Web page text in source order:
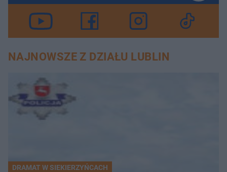
NAJNOWSZE Z DZIAŁU LUBLIN
DRAMAT W SIEKIERZYŃCACH